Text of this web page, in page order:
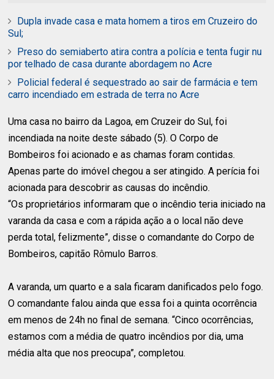
Dupla invade casa e mata homem a tiros em Cruzeiro do
Sul;
Preso do semiaberto atira contra a polícia e tenta fugir nu
por telhado de casa durante abordagem no Acre
Policial federal é sequestrado ao sair de farmácia e tem
carro incendiado em estrada de terra no Acre
Uma casa no bairro da Lagoa, em Cruzeir do Sul, foi
incendiada na noite deste sábado (5). O Corpo de
Bombeiros foi acionado e as chamas foram contidas.
Apenas parte do imóvel chegou a ser atingido. A perícia foi
acionada para descobrir as causas do incêndio.
“Os proprietários informaram que o incêndio teria iniciado na
varanda da casa e com a rápida ação a o local não deve
perda total, felizmente”, disse o comandante do Corpo de
Bombeiros, capitão Rômulo Barros.
A varanda, um quarto e a sala ficaram danificados pelo fogo.
O comandante falou ainda que essa foi a quinta ocorrência
em menos de 24h no final de semana. “Cinco ocorrências,
estamos com a média de quatro incêndios por dia, uma
média alta que nos preocupa”, completou.